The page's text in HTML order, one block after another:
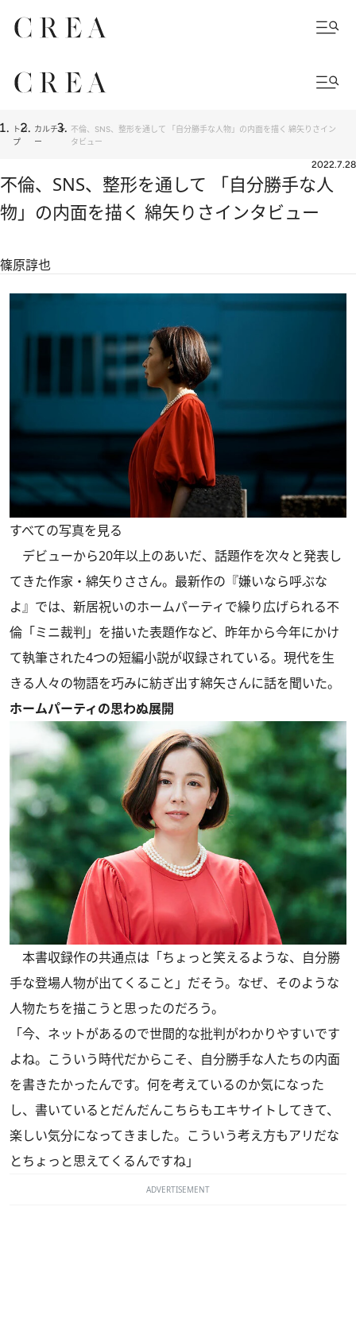
トッ
プ
カルチャ
ー
不倫、SNS、整形を通して 「自分勝手な人物」の内面を描く 綿矢りさイン
タビュー
2022.7.28
不倫、SNS、整形を通して 「自分勝手な人
物」の内面を描く 綿矢りさインタビュー
篠原諄也
すべての写真を見る
デビューから20年以上のあいだ、話題作を次々と発表し
てきた作家・綿矢りささん。最新作の『嫌いなら呼ぶな
よ』では、新居祝いのホームパーティで繰り広げられる不
倫「ミニ裁判」を描いた表題作など、昨年から今年にかけ
て執筆された4つの短編小説が収録されている。現代を生
きる人々の物語を巧みに紡ぎ出す綿矢さんに話を聞いた。
ホームパーティの思わぬ展開
本書収録作の共通点は「ちょっと笑えるような、自分勝
手な登場人物が出てくること」だそう。なぜ、そのような
人物たちを描こうと思ったのだろう。
「今、ネットがあるので世間的な批判がわかりやすいです
よね。こういう時代だからこそ、自分勝手な人たちの内面
を書きたかったんです。何を考えているのか気になった
し、書いているとだんだんこちらもエキサイトしてきて、
楽しい気分になってきました。こういう考え方もアリだな
とちょっと思えてくるんですね」
ADVERTISEMENT